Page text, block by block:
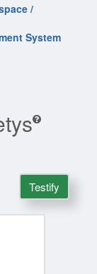
/
System
Testify